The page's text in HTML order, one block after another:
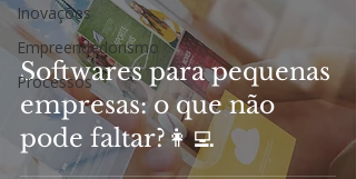
Inovações
Empreendedorismo
Processos
Softwares para pequenas
empresas: o que não
pode faltar?👩‍💻